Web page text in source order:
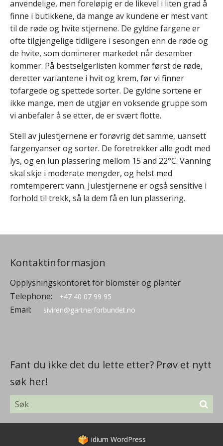
anvendelige, men foreløpig er de likevel i liten grad å
finne i butikkene, da mange av kundene er mest vant
til de røde og hvite stjernene. De gyldne fargene er
ofte tilgjengelige tidligere i sesongen enn de røde og
de hvite, som dominerer markedet når desember
kommer. På bestselgerlisten kommer først de røde,
deretter variantene i hvit og krem, før vi finner
tofargede og spettede sorter. De gyldne sortene er
ikke mange, men de utgjør en voksende gruppe som
vi anbefaler å se etter, de er svært flotte.
Stell av julestjernene er forøvrig det samme, uansett
fargenyanser og sorter. De foretrekker alle godt med
lys, og en lun plassering mellom 15 and 22°C. Vanning
skal skje i moderate mengder, og helst med
romtemperert vann. Julestjernene er også sensitive i
forhold til trekk, så la dem få en lun plassering.
Kontaktinformasjon
Opplysningskontoret for blomster og planter
Telephone:
+47 40 07 99 95
Email: siviren@gartnerforbundet.no
Fant du ikke det du lette etter? Prøv et nytt
søk her!
idium WordPress